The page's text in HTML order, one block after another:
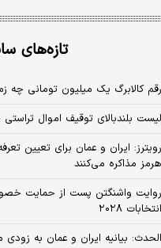
تازه‌های
رقم کالابرگ یک میلیون تومانی چه
لیست بلندبالای توقیف اموال
هرمز مذاکره می‌کنند
روایت واشنگتن پست از حمایت
انتخابات ۲۰۲۸
الحدث: بیانیه ایران و عمان به